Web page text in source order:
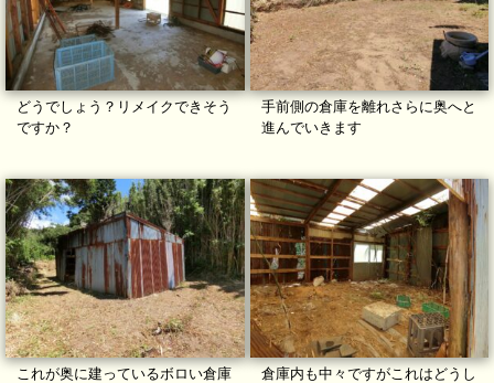
どうでしょう？リメイクできそう
ですか？
手前側の倉庫を離れさらに奥へと
進んでいきます
これが奥に建っているボロい倉庫
倉庫内も中々ですがこれはどうし